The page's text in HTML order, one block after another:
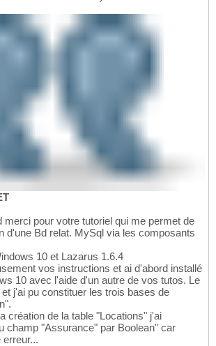
merci pour votre tutoriel qui me permet de
d'une Bd relat. MySql via les composants
10 et Lazarus 1.6.4
vos instructions et ai d'abord installé
10 avec l'aide d'un autre de vos tutos. Le
j'ai pu constituer les trois bases de
création de la table "Locations" j'ai
champ "Assurance" par Boolean" car
erreur...